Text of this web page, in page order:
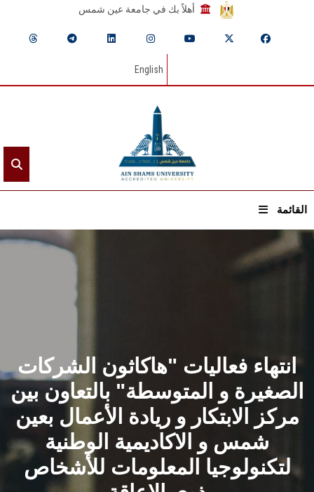
أهلاً بك في جامعة عين شمس
English
القائمة
الرئيسيـة
الشئون الأكاديمية
البحث العلمي
الرعاية الصحية
المراكز والوحدات
انتهاء فعاليات "هاكاثون الشركات
الصغيرة و المتوسطة" بالتعاون بين
مركز الابتكار و ريادة الأعمال بعين
شمس و الاكاديمية الوطنية
لتكنولوجيا المعلومات للأشخاص